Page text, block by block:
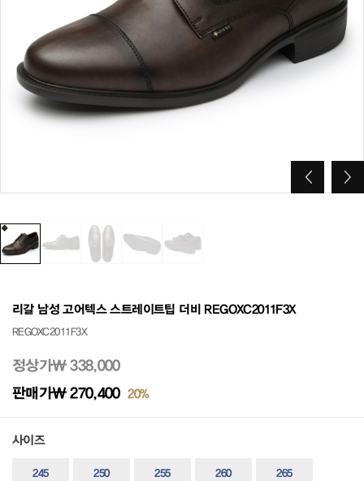
리갈 남성 고어텍스 스트레이트팁 더비 REGOXC2011F3X
REGOXC2011F3X
정상가₩ 338,000
판매가₩ 270,400 20%
사이즈
245 250 255 260 265